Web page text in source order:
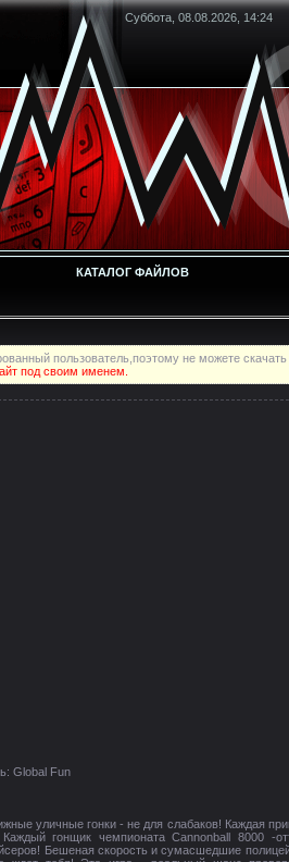
Суббота, 08.08.2026, 14:24
КАТАЛОГ ФАЙЛОВ
пользователь,поэтому не можете
под своим именем.
Global Fun
уличные гонки - не для слабаков! Каждая
гонщик чемпионата Cannonball 8000 -
Бешеная скорость и сумасшедшие